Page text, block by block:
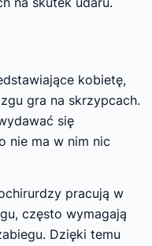
kobietę,
gra na skrzypcach.
się
nie ma w nim nic
pracują w
często wymagają
Dzięki temu